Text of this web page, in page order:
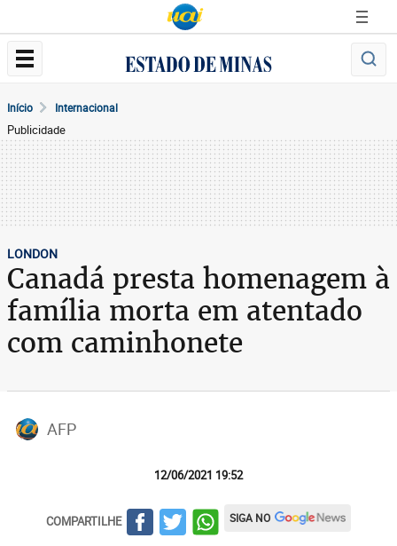
Início Internacional
Publicidade
LONDON
Canadá presta homenagem à
família morta em atentado
com caminhonete
AFP
12/06/2021 19:52
COMPARTILHE SIGA NO